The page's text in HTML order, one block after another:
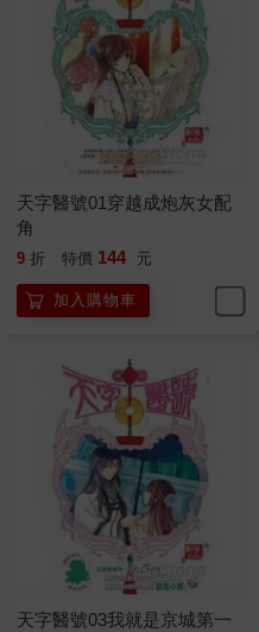
天字醫號01穿越成炮灰女配
角
9 折 特價 144 元
加入購物車
天字醫號03我就是京城第一